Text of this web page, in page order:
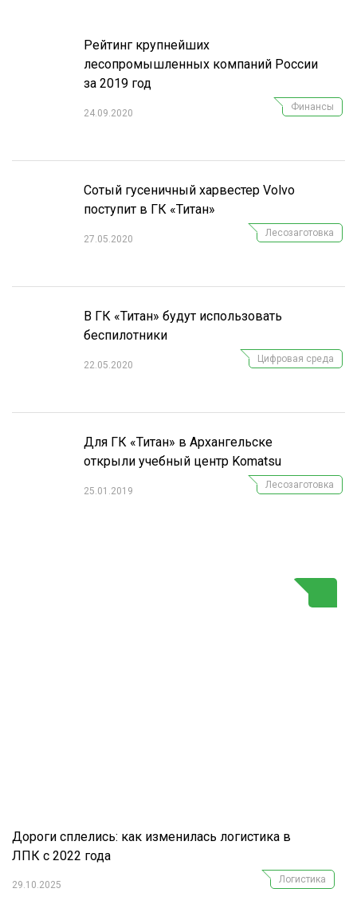
Рейтинг крупнейших
лесопромышленных компаний России
за 2019 год
24.09.2020
Финансы
Сотый гусеничный харвестер Volvo
поступит в ГК «Титан»
27.05.2020
Лесозаготовка
В ГК «Титан» будут использовать
беспилотники
22.05.2020
Цифровая среда
Для ГК «Титан» в Архангельске
открыли учебный центр Komatsu
25.01.2019
Лесозаготовка
Дороги сплелись: как изменилась логистика в
ЛПК с 2022 года
29.10.2025
Логистика